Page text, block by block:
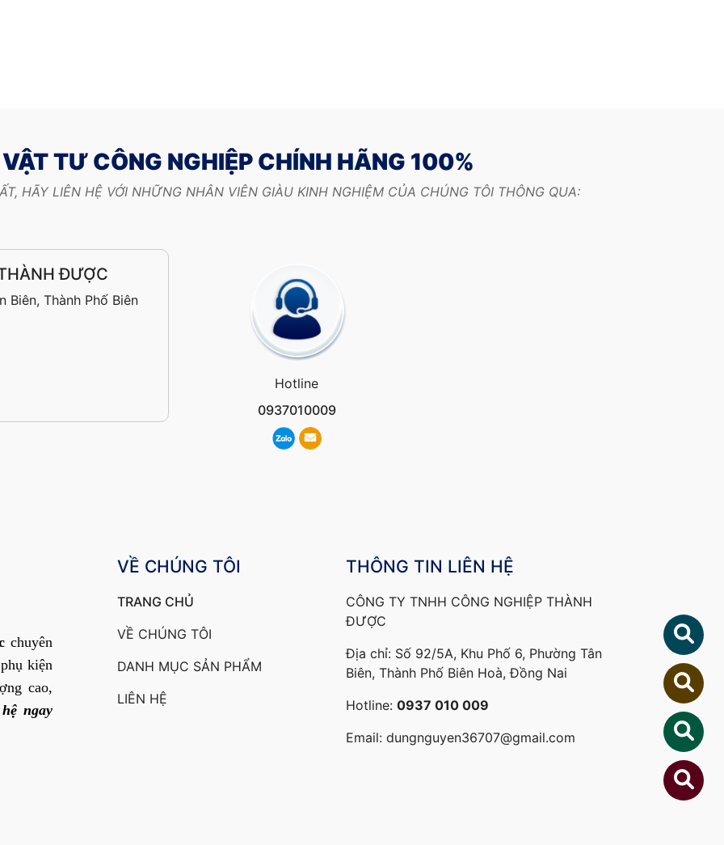
TƯ CÔNG NGHIỆP CHÍNH HÃNG 100%
HÃY LIÊN HỆ VỚI NHỮNG NHÂN VIÊN GIÀU KINH NGHIỆM CỦA CHÚNG TÔI THÔNG QUA:
ĐƯỢC
Biên, Thành Phố Biên
Hotline
0937010009
chuyên
kiện
cao,
ngay
VỀ CHÚNG TÔI
TRANG CHỦ
VỀ CHÚNG TÔI
DANH MỤC SẢN PHẨM
LIÊN HỆ
THÔNG TIN LIÊN HỆ
CÔNG TY TNHH CÔNG NGHIỆP THÀNH
ĐƯỢC
Địa chỉ: Số 92/5A, Khu Phố 6, Phường Tân
Biên, Thành Phố Biên Hoà, Đồng Nai
Hotline: 0937 010 009
Email: dungnguyen36707@gmail.com